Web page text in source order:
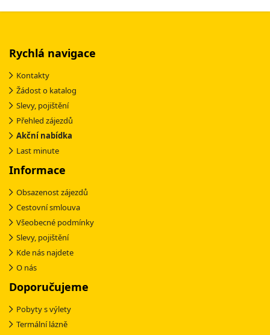
Rychlá navigace
Kontakty
Žádost o katalog
Slevy, pojištění
Přehled zájezdů
Akční nabídka
Last minute
Informace
Obsazenost zájezdů
Cestovní smlouva
Všeobecné podmínky
Slevy, pojištění
Kde nás najdete
O nás
Doporučujeme
Pobyty s výlety
Termální lázně